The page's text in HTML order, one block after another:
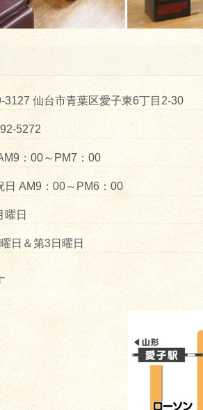
3127 仙台市青葉区愛子東6丁目2-30
5272
：00～PM7：00
日 AM9：00～PM6：00
曜日
日＆第3日曜日